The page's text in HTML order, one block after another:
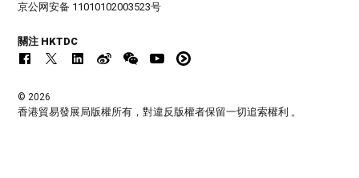
京公网安备 11010102003523号
關注 HKTDC
© 2026
香港貿易發展局版權所有，對違反版權者保留一切追索權利 。